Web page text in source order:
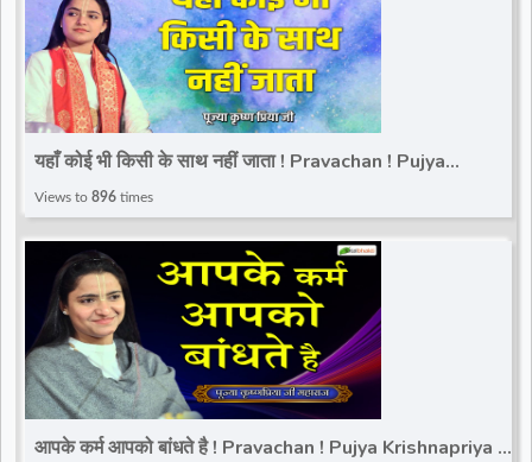
यहाँ कोई भी किसी के साथ नहीं जाता ! Pravachan ! Pujya
Krishnapriya Ji Maharaj
Views to 896 times
आपके कर्म आपको बांधते है ! Pravachan ! Pujya Krishnapriya Ji